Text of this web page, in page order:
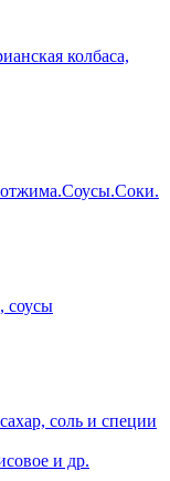
колбаса,
соусы
соль и специи
и др.